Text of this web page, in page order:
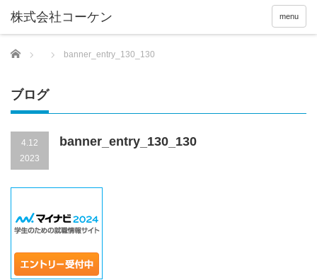
menu
Home banner_entry_130_130
ブログ
4.12
2023
banner_entry_130_130